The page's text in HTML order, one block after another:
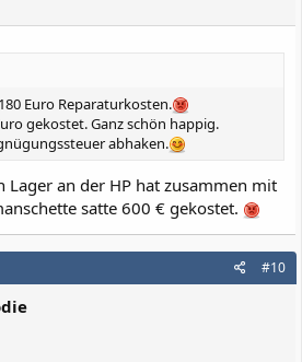
Euro Reparaturkosten.
gekostet. Ganz schön happig.
abhaken.
Lager an der HP hat zusammen mit
satte 600 € gekostet.
#10